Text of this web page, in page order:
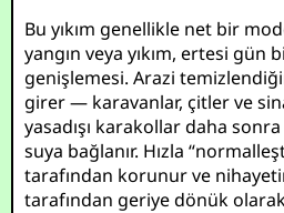
Bu yıkım genellikle net bir
yangın veya yıkım, ertesi gün
genişlemesi. Arazi
girer — karavanlar, çitler ve
yasadışı karakollar daha
suya bağlanır. Hızla
tarafından korunur ve
tarafından geriye dönük olarak